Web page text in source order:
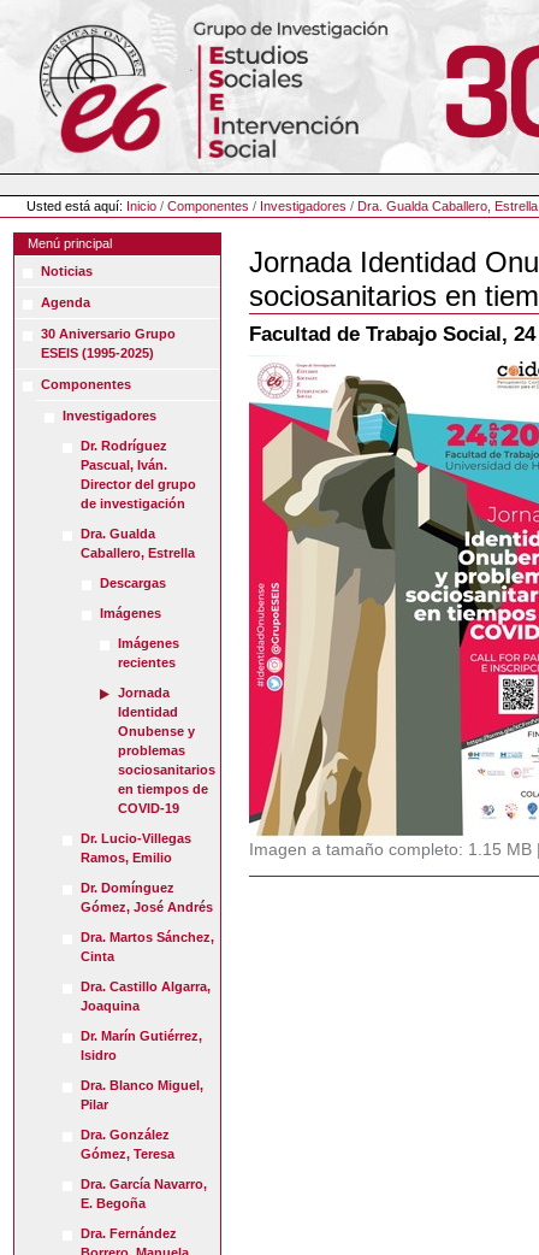
contenido.
navegación
Herramientas
Personales
Usted está aquí: Inicio /Componentes / Investigadores /Dra. Gualda Caballero, Estrella
Menú principal
Noticias
Agenda
30 Aniversario Grupo
ESEIS (1995-2025)
Componentes
Investigadores
Dr. Rodríguez
Pascual, Iván.
Director del grupo
de investigación
Dra. Gualda
Caballero, Estrella
Descargas
Imágenes
Imágenes
recientes
Jornada
Identidad
Onubense y
problemas
sociosanitarios
en tiempos de
COVID-19
Dr. Lucio-Villegas
Ramos, Emilio
Dr. Domínguez
Gómez, José Andrés
Dra. Martos Sánchez,
Cinta
Dra. Castillo Algarra,
Joaquina
Dr. Marín Gutiérrez,
Isidro
Dra. Blanco Miguel,
Pilar
Dra. González
Gómez, Teresa
Dra. García Navarro,
E. Begoña
Dra. Fernández
Jornada Identidad
sociosanitarios en
Facultad de Trabajo Social,
Imagen a tamaño completo: 1.15 MB